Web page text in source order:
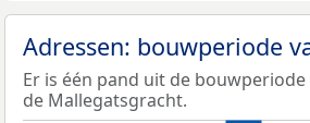
Adressen: bouwperiode
Er is één pand uit de bouwperiode
de Mallegatsgracht.